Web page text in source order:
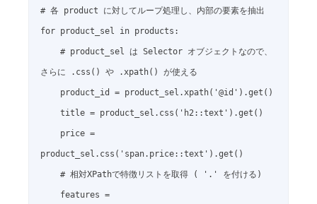
# 各 product に対してループ処理し、内部の要素を抽出
for product_sel in products:
さらに .css() や .xpath() が使える
product_sel.css('span.price::text').get()